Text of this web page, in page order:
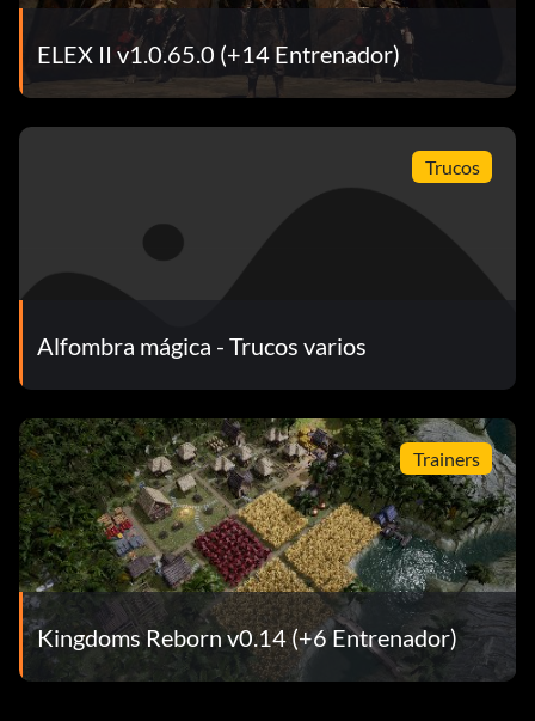
ELEX II v1.0.65.0 (+14 Entrenador)
Trucos
Alfombra mágica - Trucos varios
Trainers
Kingdoms Reborn v0.14 (+6 Entrenador)